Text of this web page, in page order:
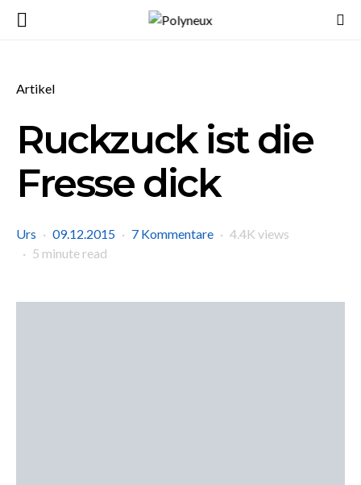
Artikel
Ruckzuck ist die
Fresse dick
Urs 09.12.2015 7 Kommentare
4.4K views
5 minute read